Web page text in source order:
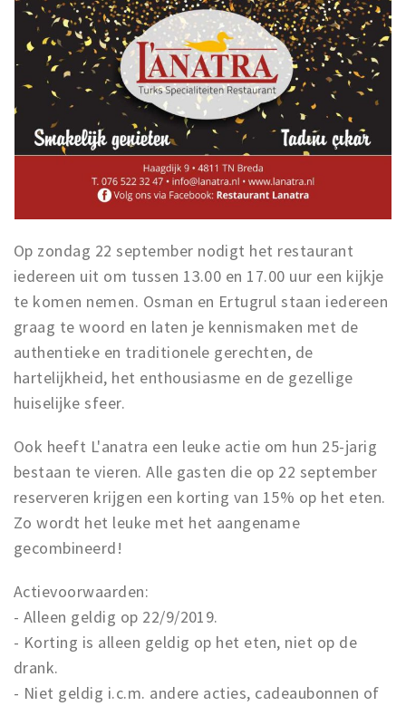
Op zondag 22 september nodigt het restaurant
iedereen uit om tussen 13.00 en 17.00 uur een kijkje
te komen nemen. Osman en Ertugrul staan iedereen
graag te woord en laten je kennismaken met de
authentieke en traditionele gerechten, de
hartelijkheid, het enthousiasme en de gezellige
huiselijke sfeer.
Ook heeft L'anatra een leuke actie om hun 25-jarig
bestaan te vieren. Alle gasten die op 22 september
reserveren krijgen een korting van 15% op het eten.
Zo wordt het leuke met het aangename
gecombineerd!
Actievoorwaarden:
- Alleen geldig op 22/9/2019.
- Korting is alleen geldig op het eten, niet op de
drank.
- Niet geldig i.c.m. andere acties, cadeaubonnen of